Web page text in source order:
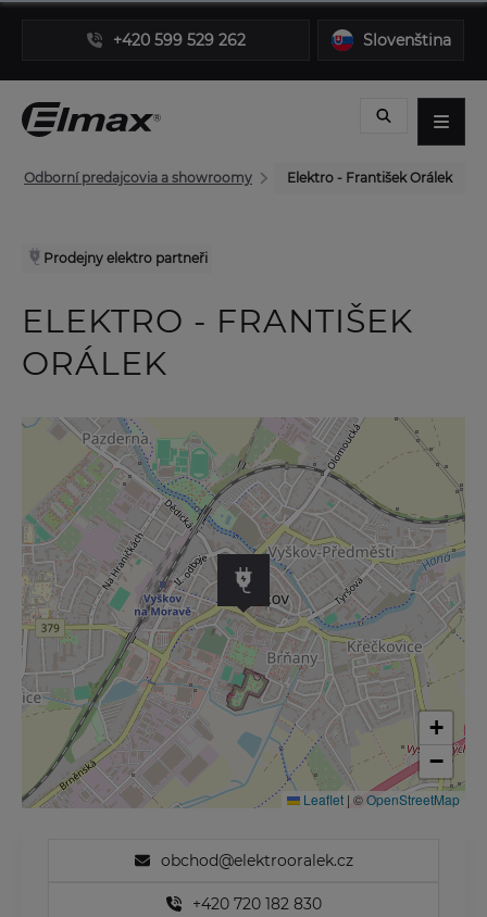
+420 599 529 262 Slovenština
Odborní predajcovia a showroomy Elektro - František Orálek
Prodejny elektro partneři
ELEKTRO - FRANTIŠEK
ORÁLEK
obchod@elektrooralek.cz
+420 720 182 830
+
−
Leaflet | ©OpenStreetMap